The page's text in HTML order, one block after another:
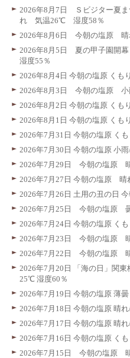
2026年8月7日 Ｓビジター夏
れ 気温26℃ 湿度58％
2026年8月6日 今朝の塩原
2026年8月5日 夏の甲子園
湿度55％
2026年8月4日 今朝の塩原 くも
2026年8月3日 今朝の塩原
2026年8月2日 今朝の塩原 くも
2026年8月1日 今朝の塩原 くも
2026年7月31日 今朝の塩原 く
2026年7月30日 今朝の塩原 小
2026年7月29日 今朝の塩原
2026年7月27日 今朝の塩原
2026年7月26日 土用の丑の日
2026年7月25日 今朝の塩原
2026年7月24日 今朝の塩原 く
2026年7月23日 今朝の塩原
2026年7月22日 今朝の塩原
2026年7月20日 「海の日」関
25℃ 湿度60％
2026年7月19日 今朝の塩原 薄
2026年7月18日 今朝の塩原 晴
2026年7月17日 今朝の塩原 晴
2026年7月16日 今朝の塩原 く
2026年7月15日 今朝の塩原